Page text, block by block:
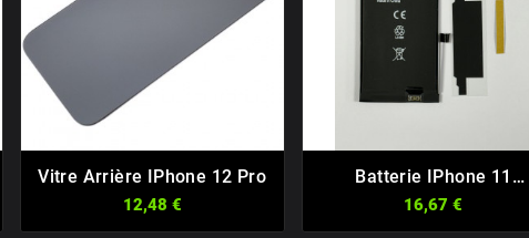
Vitre Arrière IPhone 12 Pro
12,48 €
Batterie IPhone 11
Premium Sans Message
D'erreur V1
16,67 €